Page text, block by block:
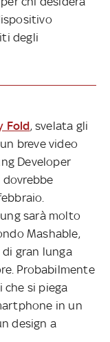
degli
Fold, svelata gli
breve video
Developer
dovrebbe
sarà molto
Mashable,
gran lunga
Probabilmente
che si piega
in un
design a